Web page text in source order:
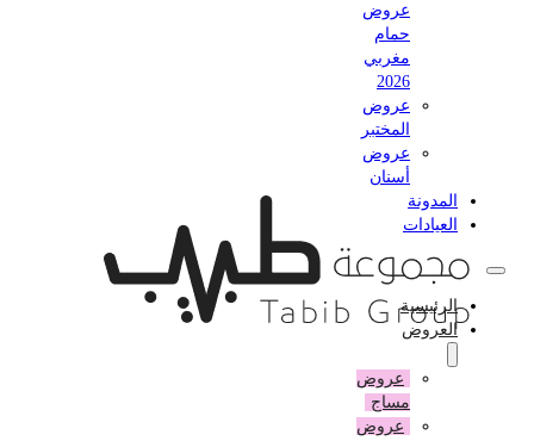
عروض
حمام
مغربي
عروض
المختبر
عروض
أسنان
المدونة
العيادات
الرئيسية
العروض
عروض
مساج
عروض